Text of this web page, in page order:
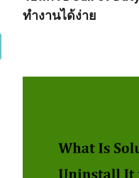
ทำงานได้ง่าย